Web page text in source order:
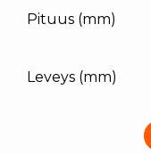
Pituus (mm)
Leveys (mm)